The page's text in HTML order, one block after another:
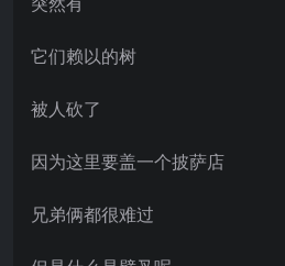
它们赖以的树
被人砍了
因为这里要盖一个披萨店
兄弟俩都很难过